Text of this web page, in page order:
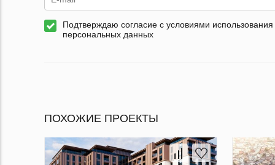
Подтверждаю согласие с условиями использования
персональных данных
ПОХОЖИЕ ПРОЕКТЫ